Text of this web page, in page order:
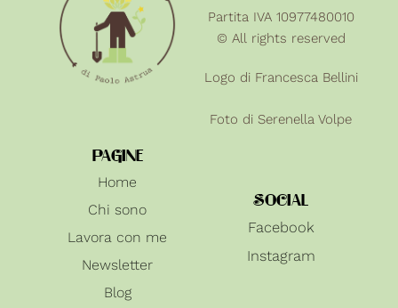
Partita IVA 10977480010
© All rights reserved
Logo di Francesca Bellini
Foto di Serenella Volpe
PAGINE
Home
Chi sono
Lavora con me
Newsletter
Blog
SOCIAL
Facebook
Instagram